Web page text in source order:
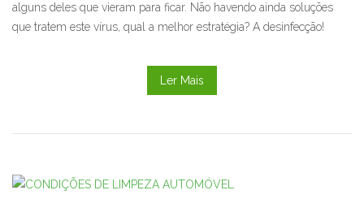
alguns deles que vieram para ficar. Não havendo ainda soluções
que tratem este vírus, qual a melhor estratégia? A desinfecção!
Ler Mais